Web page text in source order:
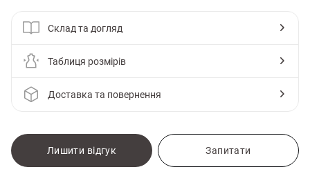
Склад та догляд
Таблиця розмірів
Доставка та повернення
Лишити відгук Запитати